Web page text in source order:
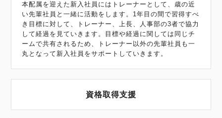
本配属を迎えた新入社員にはトレーナーとして、歳の近
い先輩社員と一緒に活動をします。1年目の間で習得すべ
き目標に対して、トレーナー、上長、人事部の3者で協力
して経過を見ていきます。目標や経過に関しては同じチ
ームで共有されるため、トレーナー以外の先輩社員も一
丸となって新入社員をサポートしていきます。
資格取得支援